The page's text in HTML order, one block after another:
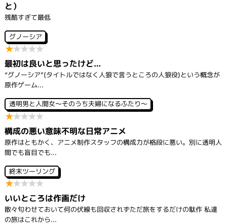
と）
残酷すぎて最低
グノーシア
★★★★★
最初は良いと思ったけど…
“グノーシア”(タイトルではなく人狼で言うところの人狼役)という概念が
原作ゲーム...
透明男と人間女～そのうち夫婦になるふたり～
★★★★★
構成の悪い意味不明な日常アニメ
原作はともかく、アニメ制作スタッフの構成力が格段に悪い。別に透明人
間でも盲目でも...
終末ツーリング
★★★★★
いいところは作画だけ
散々匂わせておいて何の伏線も回収されずただ旅をするだけの駄作 私達
の旅はこれから...